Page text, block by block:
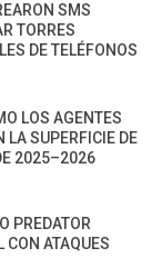
SMS
TORRES
DE TELÉFONOS
LOS AGENTES
LA SUPERFICIE DE
2025–2026
PREDATOR
CON ATAQUES